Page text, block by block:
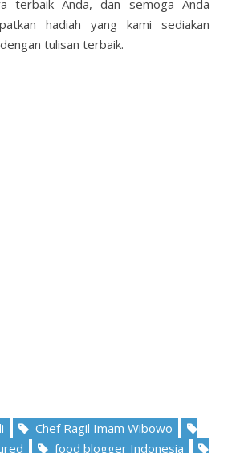
terbaik Anda, dan semoga Anda
hadiah yang kami sediakan
tulisan terbaik.
Chef Ragil Imam Wibowo
food blogger Indonesia